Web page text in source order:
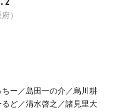
）
ちー／島田一の介／烏川耕
ど／清水啓之／諸見里大